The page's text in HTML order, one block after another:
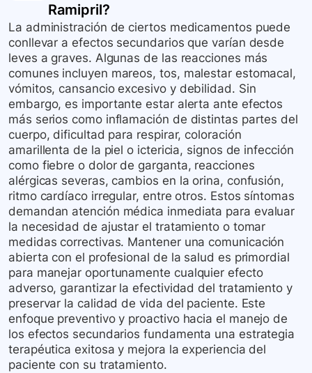
Ramipril?
La administración de ciertos medicamentos puede
conllevar a efectos secundarios que varían desde
leves a graves. Algunas de las reacciones más
comunes incluyen mareos, tos, malestar estomacal,
vómitos, cansancio excesivo y debilidad. Sin
embargo, es importante estar alerta ante efectos
más serios como inflamación de distintas partes del
cuerpo, dificultad para respirar, coloración
amarillenta de la piel o ictericia, signos de infección
como fiebre o dolor de garganta, reacciones
alérgicas severas, cambios en la orina, confusión,
ritmo cardíaco irregular, entre otros. Estos síntomas
demandan atención médica inmediata para evaluar
la necesidad de ajustar el tratamiento o tomar
medidas correctivas. Mantener una comunicación
abierta con el profesional de la salud es primordial
para manejar oportunamente cualquier efecto
adverso, garantizar la efectividad del tratamiento y
preservar la calidad de vida del paciente. Este
enfoque preventivo y proactivo hacia el manejo de
los efectos secundarios fundamenta una estrategia
terapéutica exitosa y mejora la experiencia del
paciente con su tratamiento.